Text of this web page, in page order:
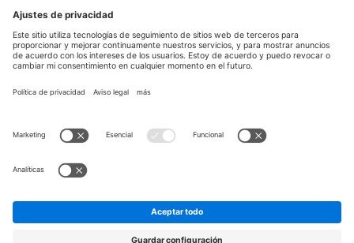
Lleida · Madrid · València · São Paulo · Bogotá ·
Santiago de Chile · Dubai · Santo Domingo ·
Lima
Ir a LinkedInIr a Twitter Ir a YouTubeIr a Instagram
Aviso legal
Canal de denuncias